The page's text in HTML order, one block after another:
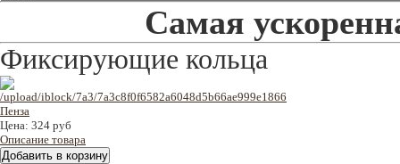
Самая
Фиксирующие кольца
Цена: 324 руб
Описание товара